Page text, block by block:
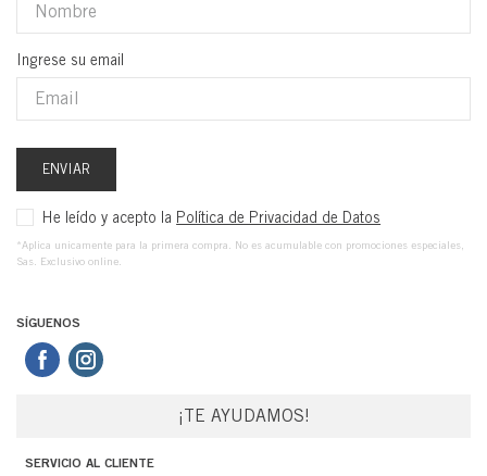
Ingrese su email
ENVIAR
He leído y acepto la Política de Privacidad de Datos
*Aplica unicamente para la primera compra. No es acumulable con promociones especiales,
Sas. Exclusivo online.
SÍGUENOS
¡TE AYUDAMOS!
SERVICIO AL CLIENTE